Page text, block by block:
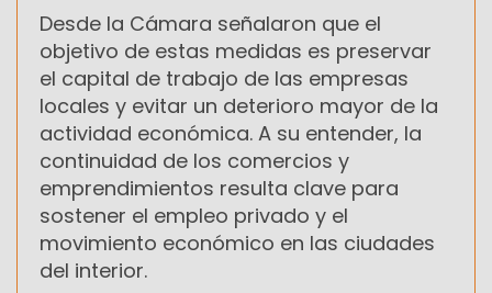
Desde la Cámara señalaron que el
objetivo de estas medidas es preservar
el capital de trabajo de las empresas
locales y evitar un deterioro mayor de la
actividad económica. A su entender, la
continuidad de los comercios y
emprendimientos resulta clave para
sostener el empleo privado y el
movimiento económico en las ciudades
del interior.